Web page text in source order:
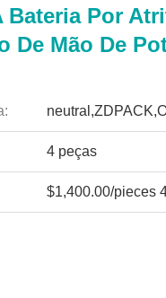
Bateria Por
De Mão De
4 peças
$1,400.00/pieces